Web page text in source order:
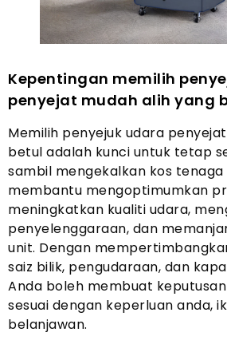
Kepentingan memilih
penyejat mudah alih yang
Memilih penyejuk udara
betul adalah kunci untuk tetap
sambil mengekalkan kos tenaga
membantu mengoptimumkan
meningkatkan kualiti udara,
penyelenggaraan, dan
unit. Dengan
saiz bilik, pengudaraan, dan
Anda boleh membuat
sesuai dengan keperluan anda,
belanjawan.